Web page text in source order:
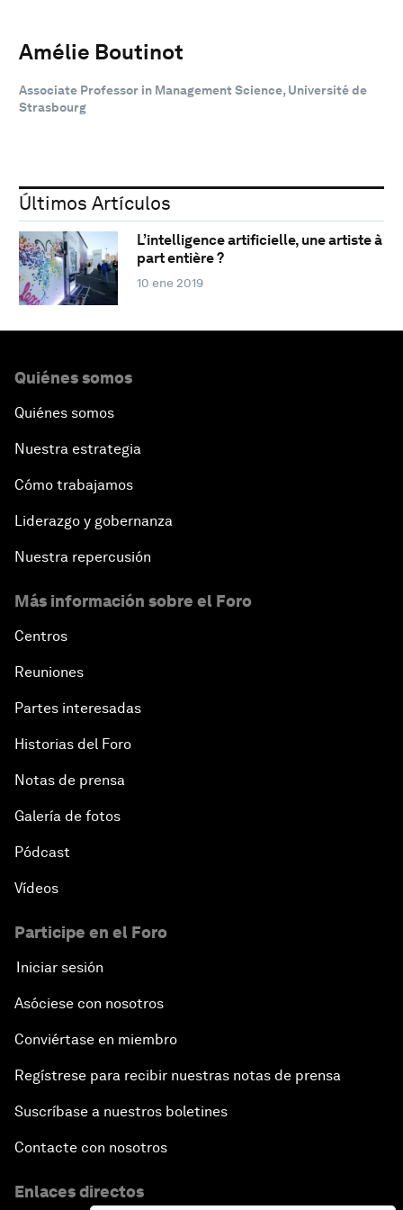
Amélie Boutinot
Associate Professor in Management Science, Université de
Strasbourg
Últimos Artículos
L’intelligence artificielle, une artiste à
part entière ?
10 ene 2019
Quiénes somos
Quiénes somos
Nuestra estrategia
Cómo trabajamos
Liderazgo y gobernanza
Nuestra repercusión
Más información sobre el Foro
Centros
Reuniones
Partes interesadas
Historias del Foro
Notas de prensa
Galería de fotos
Pódcast
Vídeos
Participe en el Foro
Iniciar sesión
Asóciese con nosotros
Conviértase en miembro
Regístrese para recibir nuestras notas de prensa
Suscríbase a nuestros boletines
Contacte con nosotros
Enlaces directos